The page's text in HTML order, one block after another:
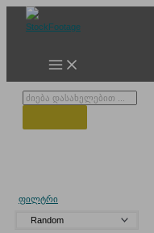
Products
ფილტრი